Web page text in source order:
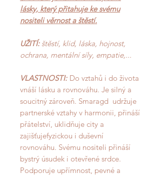
lásky, který přitahuje ke svému
nositeli věrnost a štěstí.
UŽITÍ:štěstí, klid, láska, hojnost,
ochrana, mentální síly, empatie,...
VLASTNOSTI: Do vztahů i do života
vnáší lásku a rovnováhu. Je silný a
soucitný zároveň. Smaragd udržuje
partnerské vztahy v harmonii, přináší
přátelství, uklidňuje city a
zajišťujefyzickou i duševní
rovnováhu. Svému nositeli přináší
bystrý úsudek i otevřené srdce.
Podporuje upřímnost, pevné a